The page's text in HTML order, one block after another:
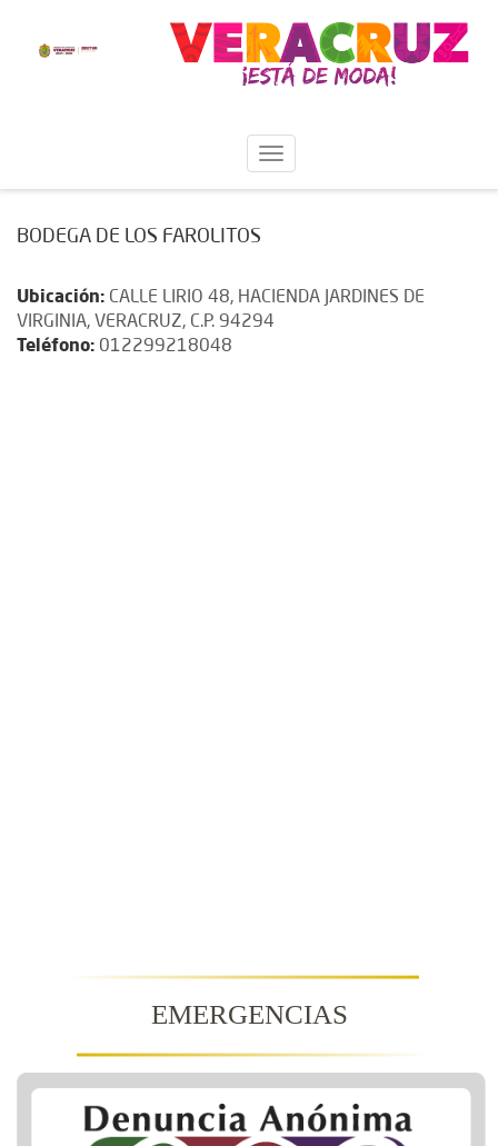
BODEGA DE LOS FAROLITOS
Ubicación: CALLE LIRIO 48, HACIENDA JARDINES DE
VIRGINIA, VERACRUZ, C.P. 94294
Teléfono: 012299218048
EMERGENCIAS